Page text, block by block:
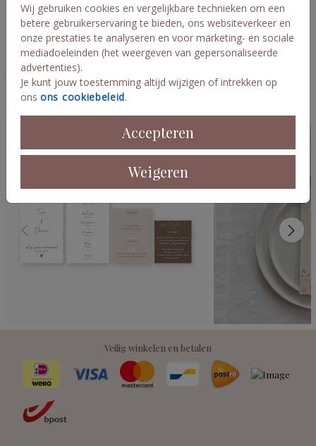
Wij gebruiken cookies en vergelijkbare technieken om een
betere gebruikerservaring te bieden, ons websiteverkeer en
onze prestaties te analyseren en voor marketing- en sociale
mediadoeleinden (het weergeven van gepersonaliseerde
advertenties).
Je kunt jouw toestemming altijd wijzigen of intrekken op
ons ons cookiebeleid.
Accepteren
Weigeren
Collectie
Trouwkaarten set pocketfold
Deze kaarten vind je misschien ook leuk
Veilig winkelen en betalen